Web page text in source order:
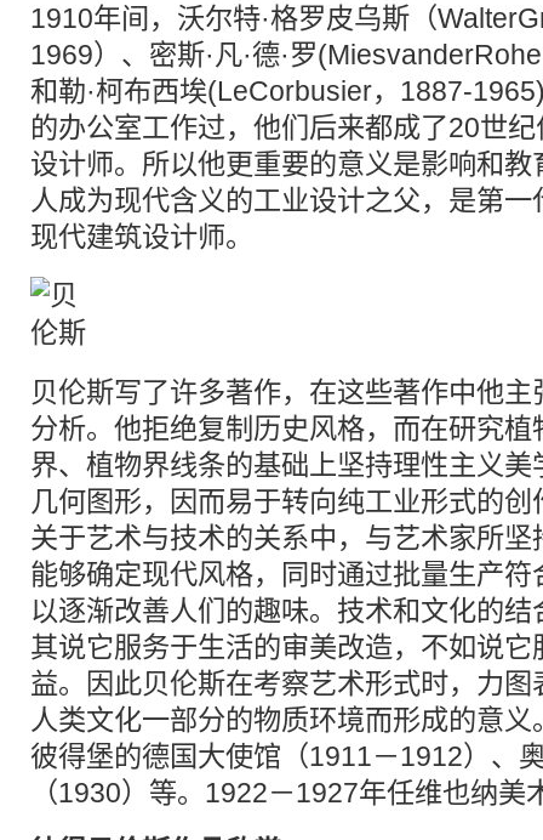
1910年间，沃尔特·格罗皮乌斯（
1969）、密斯·凡·德·罗
和勒·柯布西埃(LeCorbusier，1887-
的办公室工作过，他们后来都成了20世
设计师。所以他更重要的意义是影响和
人成为现代含义的工业设计之父，是第
现代建筑设计师。
贝伦斯写了许多著作，在这些著作中他
分析。他拒绝复制历史风格，而在研究
界、植物界线条的基础上坚持理性主义
几何图形，因而易于转向纯工业形式的
关于艺术与技术的关系中，与艺术家所
能够确定现代风格，同时通过批量生产
以逐渐改善人们的趣味。技术和文化的
其说它服务于生活的审美改造，不如说
益。因此贝伦斯在考察艺术形式时，力
人类文化一部分的物质环境而形成的意
彼得堡的德国大使馆（1911－1912）、
（1930）等。1922－1927年任维也纳美